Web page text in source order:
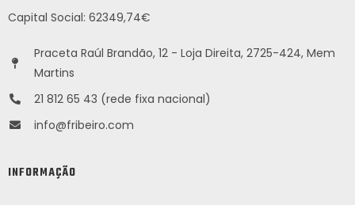
Capital Social: 62349,74€
Praceta Raúl Brandão, 12 - Loja Direita, 2725-424, Mem
Martins
21 812 65 43 (rede fixa nacional)
info@fribeiro.com
INFORMAÇÃO